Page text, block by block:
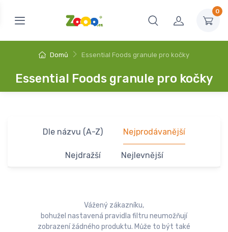
0
Domů Essential Foods granule pro kočky
Essential Foods granule pro kočky
Dle názvu (A-Z) Nejprodávanější
Nejdražší Nejlevnější
Vážený zákazníku,
bohužel nastavená pravidla filtru neumožňují
zobrazení žádného produktu. Může to být také